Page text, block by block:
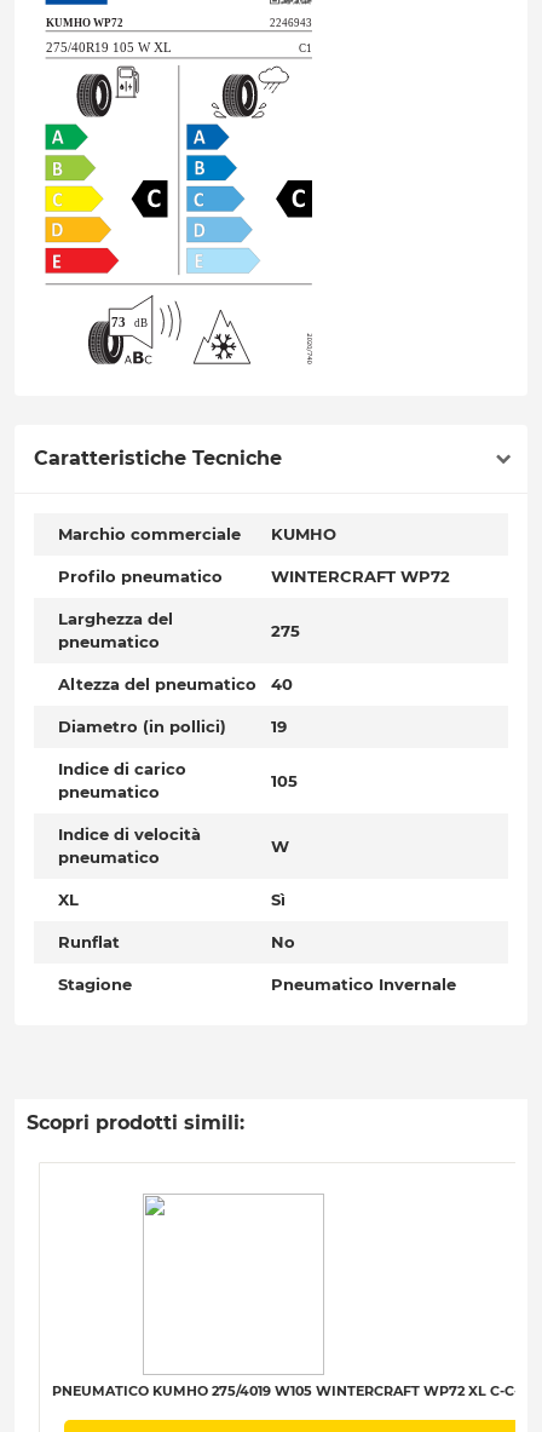
Caratteristiche Tecniche
Marchio commerciale KUMHO
Profilo pneumatico WINTERCRAFT WP72
Larghezza del
pneumatico
275
Altezza del pneumatico 40
Diametro (in pollici) 19
Indice di carico
pneumatico
105
Indice di velocità
pneumatico
W
XL Sì
Runflat No
Stagione Pneumatico Invernale
Scopri prodotti simili:
PNEUMATICO KUMHO 275/4019 W105 WINTERCRAFT WP72 XL C-C-B-